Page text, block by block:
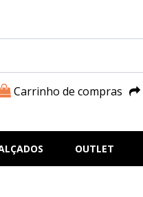
Carrinho de compras
OUTLET